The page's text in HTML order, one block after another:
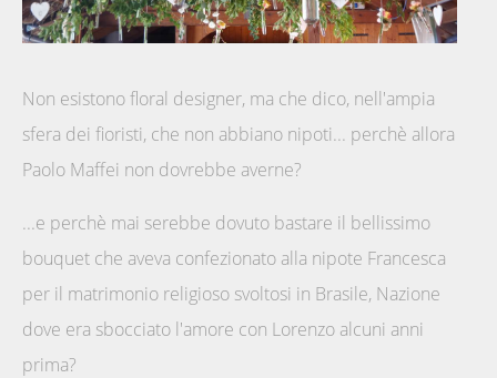
Non esistono floral designer, ma che dico, nell'ampia
sfera dei fioristi, che non abbiano nipoti... perchè allora
Paolo Maffei non dovrebbe averne?
...e perchè mai serebbe dovuto bastare il bellissimo
bouquet che aveva confezionato alla nipote Francesca
per il matrimonio religioso svoltosi in Brasile, Nazione
dove era sbocciato l'amore con Lorenzo alcuni anni
prima?